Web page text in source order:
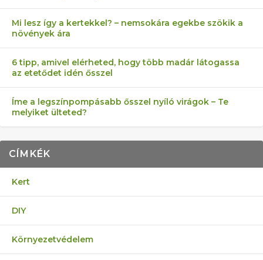
Mi lesz így a kertekkel? – nemsokára egekbe szökik a
növények ára
6 tipp, amivel elérheted, hogy több madár látogassa
az etetődet idén ősszel
Íme a legszínpompásabb ősszel nyíló virágok – Te
melyiket ülteted?
CÍMKÉK
Kert
DIY
Környezetvédelem